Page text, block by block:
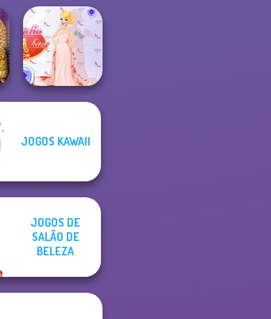
Princess Gala
JOGOS KAWAII
JOGOS DE
SALÃO DE
BELEZA